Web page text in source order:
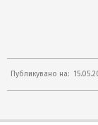
Публикувано на: